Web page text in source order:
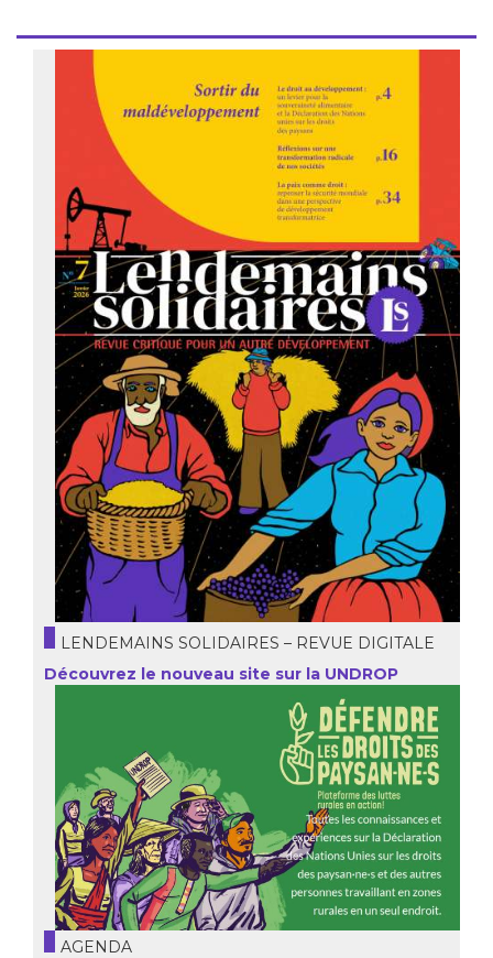
LENDEMAINS SOLIDAIRES – REVUE DIGITALE
Découvrez le nouveau site sur la UNDROP
AGENDA